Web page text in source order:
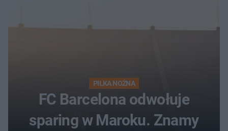
PIŁKA NOŻNA
FC Barcelona odwołuje
sparing w Maroku. Znamy